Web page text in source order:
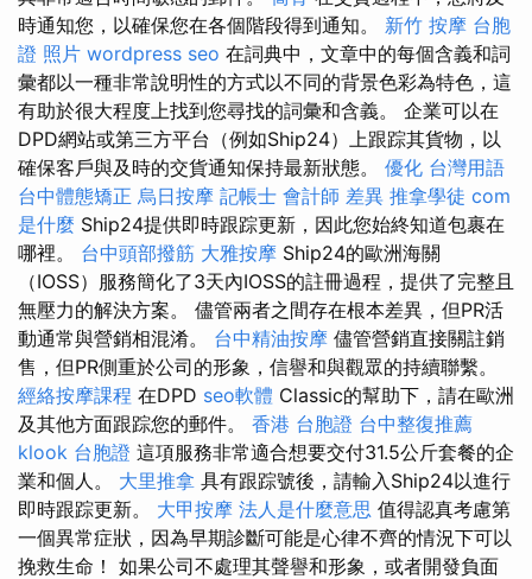
時通知您，以確保您在各個階段得到通知。 新竹 按摩 台胞
證 照片 wordpress seo 在詞典中，文章中的每個含義和詞
彙都以一種非常說明性的方式以不同的背景色彩為特色，這
有助於很大程度上找到您尋找的詞彙和含義。 企業可以在
DPD網站或第三方平台（例如Ship24）上跟踪其貨物，以
確保客戶與及時的交貨通知保持最新狀態。 優化 台灣用語
台中體態矯正 烏日按摩 記帳士 會計師 差異 推拿學徒 com
是什麼 Ship24提供即時跟踪更新，因此您始終知道包裹在
哪裡。 台中頭部撥筋 大雅按摩 Ship24的歐洲海關
（IOSS）服務簡化了3天內IOSS的註冊過程，提供了完整且
無壓力的解決方案。 儘管兩者之間存在根本差異，但PR活
動通常與營銷相混淆。 台中精油按摩 儘管營銷直接關註銷
售，但PR側重於公司的形象，信譽和與觀眾的持續聯繫。
經絡按摩課程 在DPD seo軟體 Classic的幫助下，請在歐洲
及其他方面跟踪您的郵件。 香港 台胞證 台中整復推薦
klook 台胞證 這項服務非常適合想要交付31.5公斤套餐的企
業和個人。 大里推拿 具有跟踪號後，請輸入Ship24以進行
即時跟踪更新。 大甲按摩 法人是什麼意思 值得認真考慮第
一個異常症狀，因為早期診斷可能是心律不齊的情況下可以
挽救生命！ 如果公司不處理其聲譽和形象，或者開發負面